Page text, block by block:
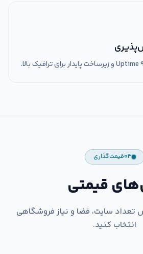
۰۳قیمت‌گذاری
قیمتی
تعداد سایت، فضا و نیاز فروشگاهی
انتخاب کنید.